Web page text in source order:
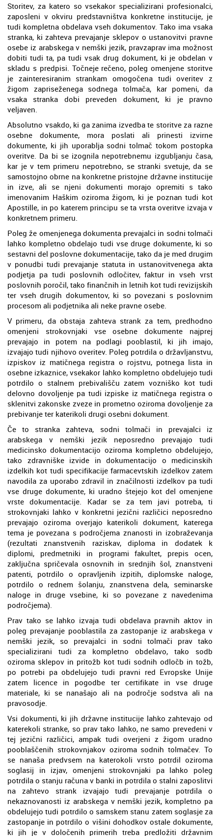
Storitev, za katero so vsekakor specializirani profesionalci,
zaposleni v okviru predstavništva konkretne institucije, je
tudi kompletna obdelava vseh dokumentov. Tako ima vsaka
stranka, ki zahteva prevajanje sklepov o ustanovitvi pravne
osebe iz arabskega v nemški jezik, pravzaprav ima možnost
dobiti tudi ta, pa tudi vsak drug dokument, ki je obdelan v
skladu s predpisi. Točneje rečeno, poleg omenjene storitve
je zainteresiranim strankam omogočena tudi overitev z
žigom zapriseženega sodnega tolmača, kar pomeni, da
vsaka stranka dobi preveden dokument, ki je pravno
veljaven.
Absolutno vsakdo, ki ga zanima izvedba te storitve za razne
osebne dokumente, mora poslati ali prinesti izvirne
dokumente, ki jih uporablja sodni tolmač tokom postopka
overitve. Da bi se izognila nepotrebnemu izgubljanju časa,
kar je v tem primeru nepotrebno, se stranki svetuje, da se
samostojno obrne na konkretne pristojne državne institucije
in izve, ali se njeni dokumenti morajo opremiti s tako
imenovanim Haškim oziroma žigom, ki je poznan tudi kot
Apostille, in po katerem principu se ta vrsta overitve izvaja v
konkretnem primeru.
Poleg že omenjenega dokumenta prevajalci in sodni tolmači
lahko kompletno obdelajo tudi vse druge dokumente, ki so
sestavni del poslovne dokumentacije, tako da je med drugim
v ponudbi tudi prevajanje statuta in ustanovitvenega akta
podjetja pa tudi poslovnih odločitev, faktur in vseh vrst
poslovnih poročil, tako finančnih in letnih kot tudi revizijskih
ter vseh drugih dokumentov, ki so povezani s poslovnim
procesom ali podjetnika ali neke pravne osebe.
V primeru, da obstaja zahteva strank za tem, predhodno
omenjeni strokovnjaki vse osebne dokumente najprej
prevajajo in potem na podlagi pooblastil, ki jih imajo,
izvajajo tudi njihovo overitev. Poleg potrdila o državljanstvu,
izpiskov iz matičnega registra o rojstvu, potnega lista in
osebne izkaznice, vsekakor lahko kompletno obdelujejo tudi
potrdilo o stalnem prebivališču zatem vozniško kot tudi
delovno dovoljenje pa tudi izpiske iz matičnega registra o
sklenitvi zakonske zveze in prometno oziroma dovoljenje za
prebivanje ter katerikoli drugi osebni dokument.
Če to stranka zahteva, sodni tolmači in prevajalci iz
arabskega v nemški jezik neposredno prevajajo tudi
medicinsko dokumentacijo oziroma kompletno obdelujejo,
tako zdravniške izvide in dokumentacijo o medicinskih
izdelkih kot tudi specifikacije farmacevtskih izdelkov zatem
navodila za uporabo zdravil in značilnosti izdelkov pa tudi
vse druge dokumente, ki uradno štejejo kot del omenjene
vrste dokumentacije. Kadar se za tem javi potreba, ti
strokovnjaki lahko v konkretni jezični različici neposredno
prevajajo oziroma overjajo katerikoli dokument, katerega
tema je povezana s področjema znanosti in izobraževanja
(rezultati znanstvenih raziskav, diploma in dodatek k
diplomi, predmetniki in programi fakultet, prepis ocen,
zaključna spričevala osnovnih in srednjih šol, znanstveni
patenti, potrdilo o opravljenih izpitih, diplomske naloge,
potrdilo o rednem šolanju, znanstvena dela, seminarske
naloge in druge vsebine, ki so povezane z navedenima
področjema).
Prav tako se lahko izvaja tudi obdelava pravnih aktov in
poleg prevajanje pooblastila za zastopanje iz arabskega v
nemški jezik, so prevajalci in sodni tolmači prav tako
specializirani tudi za kompletno obdelavo, tako sodb
oziroma sklepov in pritožb kot tudi sodnih odločb in tožb,
po potrebi pa obdelujejo tudi pravni red Evropske Unije
zatem licence in pogodbe ter certifikate in vse druge
materiale, ki se nanašajo ali na področje sodstva ali na
pravosodje.
Vsi dokumenti, ki jih državne institucije lahko zahtevajo od
katerekoli stranke, so prav tako lahko, ne samo prevedeni v
tej jezični različici, ampak tudi overjeni z žigom uradno
pooblaščenih strokovnjakov oziroma sodnih tolmačev. To
se nanaša predvsem na katerokoli vrsto potrdil oziroma
soglasij in izjav, omenjeni strokovnjaki pa lahko poleg
potrdila o stanju računa v banki in potrdila o stalni zaposlitvi
na zahtevo strank izvajajo tudi prevajanje potrdila o
nekaznovanosti iz arabskega v nemški jezik, kompletno pa
obdelujejo tudi potrdilo o samskem stanu zatem soglasje za
zastopanje in potrdilo o višini dohodkov ostale dokumente,
ki jih je v določenih primerih treba predložiti državnim